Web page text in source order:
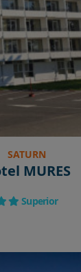
SATURN
MURES
Superior